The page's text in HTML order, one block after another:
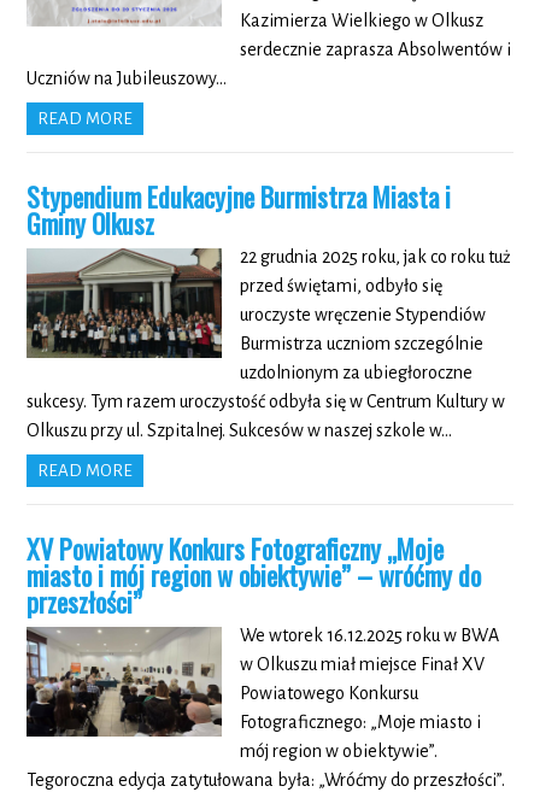
Kazimierza Wielkiego w Olkusz
serdecznie zaprasza Absolwentów i
Uczniów na Jubileuszowy…
READ MORE
Stypendium Edukacyjne Burmistrza Miasta i
Gminy Olkusz
22 grudnia 2025 roku, jak co roku tuż
przed świętami, odbyło się
uroczyste wręczenie Stypendiów
Burmistrza uczniom szczególnie
uzdolnionym za ubiegłoroczne
sukcesy. Tym razem uroczystość odbyła się w Centrum Kultury w
Olkuszu przy ul. Szpitalnej. Sukcesów w naszej szkole w…
READ MORE
XV Powiatowy Konkurs Fotograficzny „Moje
miasto i mój region w obiektywie” – wróćmy do
przeszłości”
We wtorek 16.12.2025 roku w BWA
w Olkuszu miał miejsce Finał XV
Powiatowego Konkursu
Fotograficznego: „Moje miasto i
mój region w obiektywie”.
Tegoroczna edycja zatytułowana była: „Wróćmy do przeszłości”.